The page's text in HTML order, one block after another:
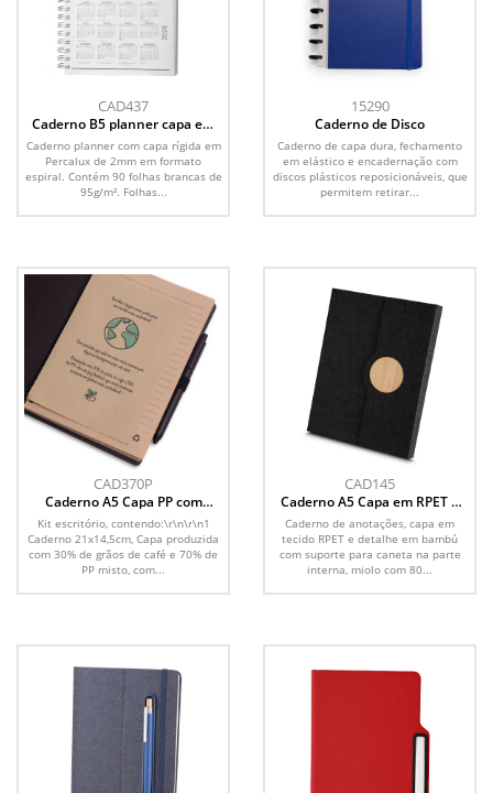
CAD437
Caderno B5 planner capa em
Caderno planner com capa rígida em
Percalux de 2mm em formato
espiral. Contém 90 folhas brancas de
95g/m². Folhas...
15290
Caderno de Disco
Caderno de capa dura, fechamento
em elástico e encadernação com
discos plásticos reposicionáveis, que
permitem retirar...
CAD370P
Caderno A5 Capa PP com
Kit escritório, contendo:\r\n\r\n1
Caderno 21x14,5cm, Capa produzida
com 30% de grãos de café e 70% de
PP misto, com...
CAD145
Caderno A5 Capa em RPET e
Detalhe em Bambu
Caderno de anotações, capa em
tecido RPET e detalhe em bambú
com suporte para caneta na parte
interna, miolo com 80...